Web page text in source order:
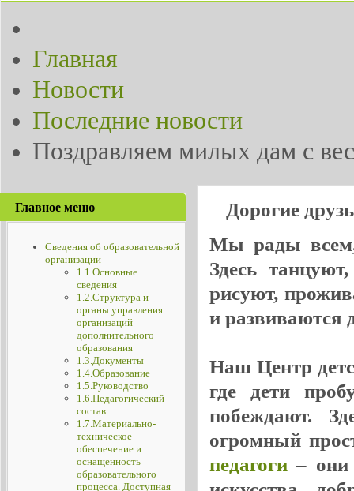
Главная
Новости
Последние новости
Поздравляем милых дам с
Главное меню
Сведения об образовательной
организации
1.1.Основные
сведения
1.2.Структура и
органы управления
организаций
дополнительного
образования
1.3.Документы
1.4.Образование
1.5.Руководство
1.6.Педагогический
состав
1.7.Материально-
техническое
обеспечение и
оснащенность
образовательного
процесса. Доступная
Дорогие
Мы рады всем,
Здесь
рисуют,
и развиваются
Наш Центр
где дети
побеждают.
огромный
педагоги– они